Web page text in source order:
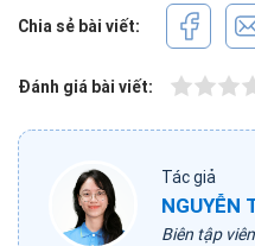
Chia sẻ bài viết:
Đánh giá bài viết:
Tác giả
NGUYỄN
Biên tập viên